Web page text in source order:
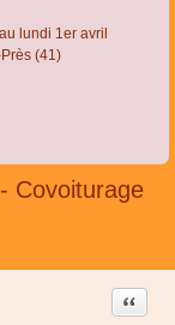
lundi 1er avril
(41)
Covoiturage
Citer